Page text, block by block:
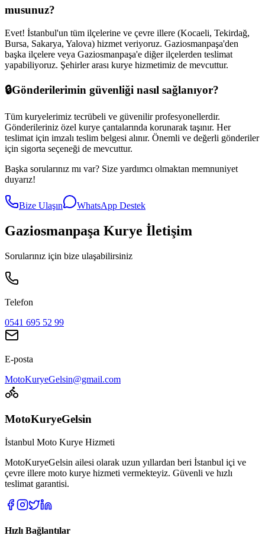
musunuz?
Evet! İstanbul'un tüm ilçelerine ve çevre illere (Kocaeli, Tekirdağ,
Bursa, Sakarya, Yalova) hizmet veriyoruz. Gaziosmanpaşa'den
başka ilçelere veya Gaziosmanpaşa'e diğer ilçelerden teslimat
yapabiliyoruz. Şehirler arası kurye hizmetimiz de mevcuttur.
🔒Gönderilerimin güvenliği nasıl sağlanıyor?
Tüm kuryelerimiz tecrübeli ve güvenilir profesyonellerdir.
Gönderileriniz özel kurye çantalarında korunarak taşınır. Her
teslimat için imzalı teslim belgesi alınır. Önemli ve değerli gönderiler
için sigorta seçeneği de mevcuttur.
Başka sorularınız mı var? Size yardımcı olmaktan memnuniyet
duyarız!
Bize Ulaşın WhatsApp Destek
Gaziosmanpaşa Kurye İletişim
Sorularınız için bize ulaşabilirsiniz
Telefon
0541 695 52 99
E-posta
MotoKuryeGelsin@gmail.com
MotoKuryeGelsin
İstanbul Moto Kurye Hizmeti
MotoKuryeGelsin ailesi olarak uzun yıllardan beri İstanbul içi ve
çevre illere moto kurye hizmeti vermekteyiz. Güvenli ve hızlı
teslimat garantisi.
Hızlı Bağlantılar